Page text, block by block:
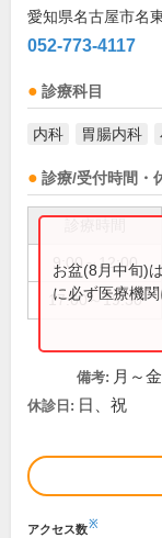
愛知県名古屋市名
052-773-4117
診療科目
内科 胃腸内科
診療/受付時間・
9:00～12:00
17:00～19:30
お盆(8月中旬)
に必ず医療機
備考: 月～
休診日: 日、祝
アクセス数※